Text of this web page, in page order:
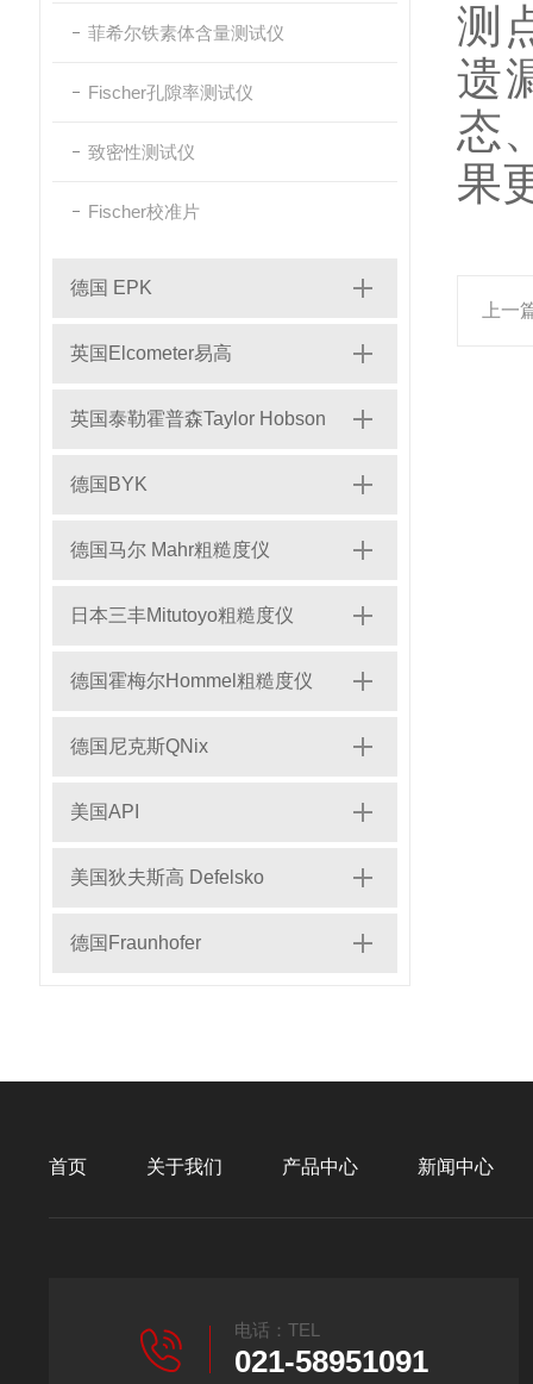
菲希尔铁素体含量测试仪
Fischer孔隙率测试仪
致密性测试仪
Fischer校准片
德国 EPK
英国Elcometer易高
英国泰勒霍普森Taylor Hobson
德国BYK
德国马尔 Mahr粗糙度仪
日本三丰Mitutoyo粗糙度仪
德国霍梅尔Hommel粗糙度仪
德国尼克斯QNix
美国API
美国狄夫斯高 Defelsko
德国Fraunhofer
测
遗
态
果
上一
首页 关于我们 产品中心 新闻中心
电话：TEL
021-58951091